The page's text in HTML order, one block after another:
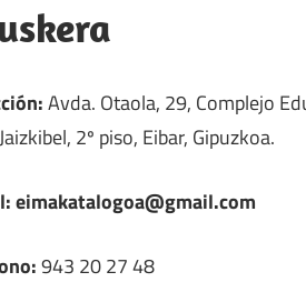
Avda. Otaola, 29, Complejo
2º piso, Eibar, Gipuzkoa.
eimakatalogoa@gmail.com
943 20 27 48